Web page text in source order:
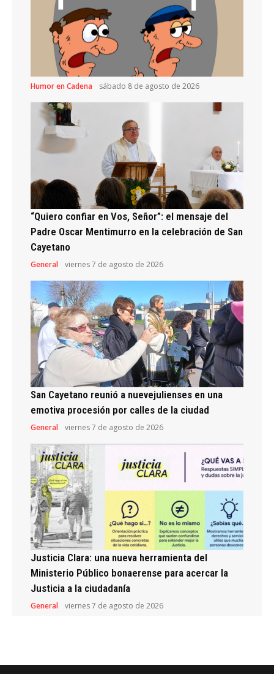
Humor en Cadena sábado 8 de agosto de 2026
“Quiero confiar en Vos, Señor”: el mensaje del
Padre Oscar Mentimurro en la celebración de San
Cayetano
General viernes 7 de agosto de 2026
San Cayetano reunió a nuevejulienses en una
emotiva procesión por calles de la ciudad
General viernes 7 de agosto de 2026
Justicia Clara: una nueva herramienta del
Ministerio Público bonaerense para acercar la
Justicia a la ciudadanía
General viernes 7 de agosto de 2026